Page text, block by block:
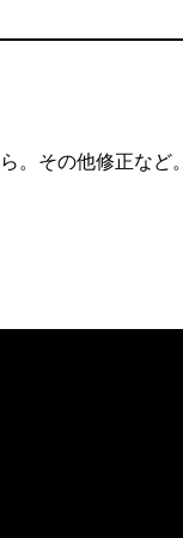
。その他修正など。